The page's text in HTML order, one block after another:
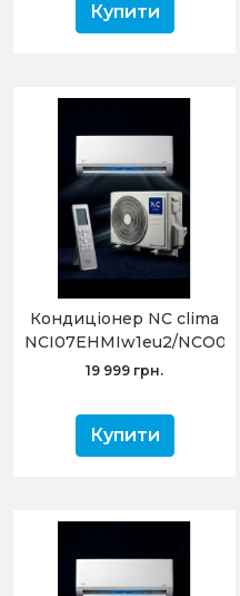
Купити
Кондиціонер NC clima
NCI07EHMIw1eu2/
Manchester 2.0 (-20°C)
19 999 грн.
Купити